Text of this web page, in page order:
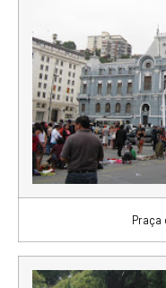
Praça